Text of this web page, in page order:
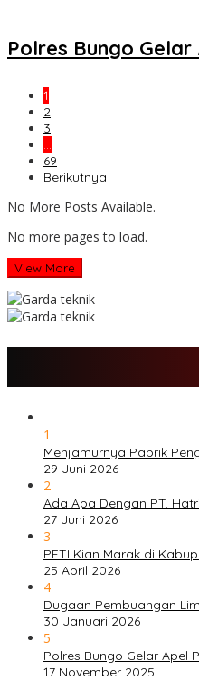
Polres Bungo
1
2
3
…
69
Berikutnya
No More Posts Available.
No more pages to load.
View More
1
Menjamurnya Pabrik
29 Juni 2026
2
Ada Apa Dengan PT.
27 Juni 2026
3
PETI Kian Marak di
25 April 2026
4
Dugaan Pembuangan
30 Januari 2026
5
Polres Bungo Gelar Apel
17 November 2025